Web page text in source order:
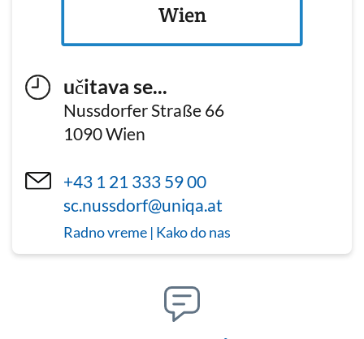
učitava se...
Nussdorfer Straße 66
1090Wien
+43 1 21 333 59 00
sc.nussdorf@uniqa.at
Radno vreme | Kako do nas
Wien